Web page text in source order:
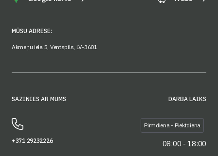
MŪSU ADRESE:
Akmeņu iela 5, Ventspils, LV-3601
SAZINIES AR MUMS
+371 29232226
DARBA LAIKS
Pirmdiena - Piektdiena
08:00 - 18:00